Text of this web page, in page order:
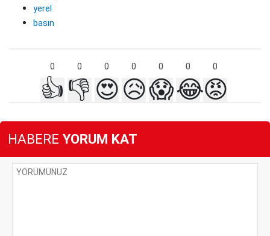
yerel
basın
0 0 0 0 0 0 0
👍 👎 😍😥😱😂😡
HABERE YORUM KAT